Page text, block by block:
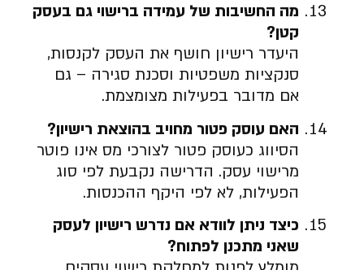
מה החשיבות של עמידה ברישוי גם בעסק
קטן?
היעדר רישיון חושף את העסק לקנסות,
סנקציות משפטיות וסכנת סגירה – גם
אם מדובר בפעילות מצומצמת.
האם עוסק פטור מחויב בהוצאת רישיון?
הסיווג כעוסק פטור לצורכי מס אינו פוטר
מרישוי עסק. הדרישה נקבעת לפי סוג
הפעילות, לא לפי היקף ההכנסות.
כיצד ניתן לוודא אם נדרש רישיון לעסק
שאני מתכנן לפתוח?